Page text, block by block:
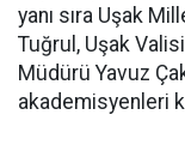
yanı sıra Uşak
Tuğrul, Uşak
Müdürü Yavuz
akademisyenleri